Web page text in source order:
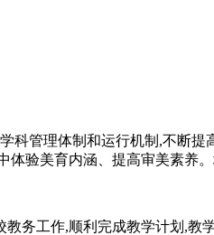
科管理体制和运行机制,不断
验美育内涵、提高审美素养
务工作,顺利完成教学计划,